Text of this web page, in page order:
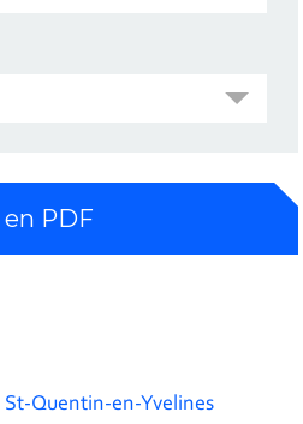
PDF
St-Quentin-en-Yvelines